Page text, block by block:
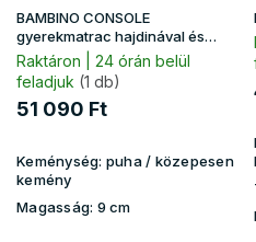
BAMBINO CONSOLE
gyerekmatrac hajdinával és
kókusszal 90x200 - premium
Jersey
Raktáron | 24 órán belül
feladjuk (1 db)
51 090 Ft
Keménység: puha / közepesen
kemény
Magasság: 9 cm